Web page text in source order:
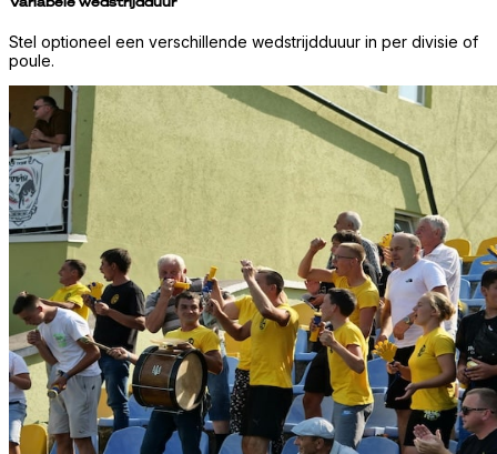
Stel optioneel een verschillende wedstrijdduuur in per divisie of
poule.